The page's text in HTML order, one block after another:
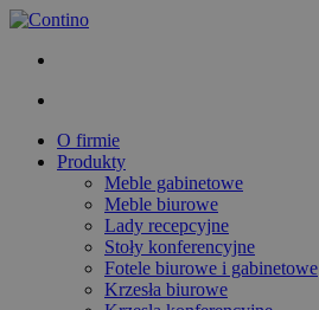
O firmie
Produkty
Meble gabinetowe
Meble biurowe
Lady recepcyjne
Stoły konferencyjne
Fotele biurowe i gabinetowe
Krzesła biurowe